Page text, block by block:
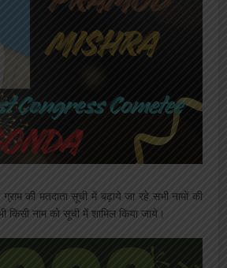
की मतदाता सूची में बढ़ाये जा रहे सभी नामों की
किसी नाम को सूची में शामिल किया जाये।